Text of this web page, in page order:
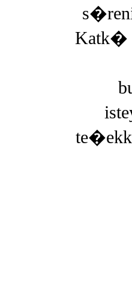
Katk�